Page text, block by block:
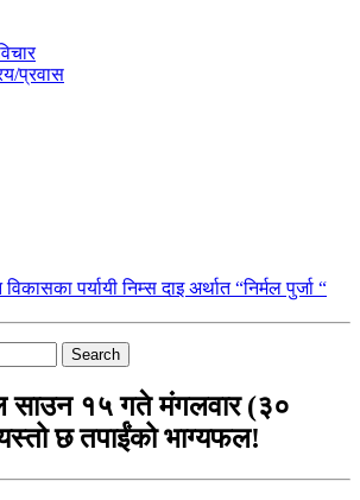
प्रवास
पर्यायी निम्स दाइ अर्थात “निर्मल पुर्जा “
Search
१५ गते मंगलवार (३०
छ तपाईंको भाग्यफल!